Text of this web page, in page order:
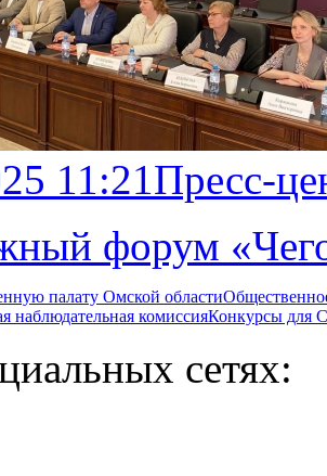
11:21Пресс-
форум
палату Омской области
наблюдательная комиссияКонкурсы
сетях: